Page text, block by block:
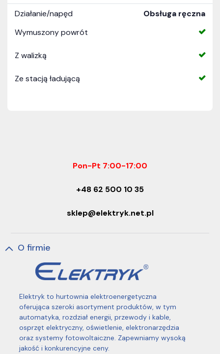
Działanie/napęd
Obsługa ręczna
Wymuszony powrót
Z walizką
Ze stacją ładującą
Pon-Pt 7:00-17:00
+48 62 500 10 35
sklep@elektryk.net.pl
O firmie
Elektryk to hurtownia elektroenergetyczna
oferująca szeroki asortyment produktów, w tym
automatyka, rozdział energii, przewody i kable,
osprzęt elektryczny, oświetlenie, elektronarzędzia
oraz systemy fotowoltaiczne. Zapewniamy wysoką
jakość i konkurencyjne ceny.